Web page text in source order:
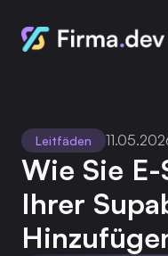
Vergleichen
Preisgestaltung
Anmelden
Leitfäden
Wie Sie
Ihrer